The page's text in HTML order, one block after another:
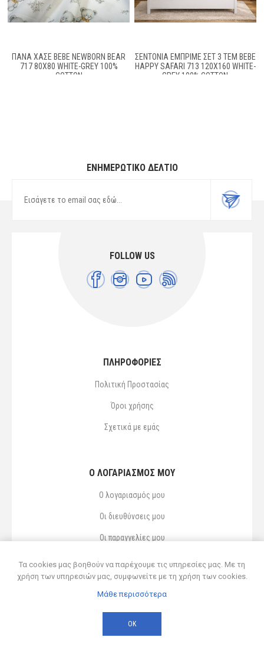
ΠΆΝΑ ΧΑΣΈ BEBE NEWBORN BEAR
717 80X80 WHITE-GREY 100%
COTTON
ΣΕΝΤΌΝΙΑ ΕΜΠΡΙΜΈ ΣΕΤ 3 ΤΕΜ BEBE
HAPPY SAFARI 713 120X160 WHITE-
GREY 100% COTTON
ΕΝΗΜΕΡΩΤΙΚΌ ΔΕΛΤΊΟ
FOLLOW US
ΠΛΗΡΟΦΟΡΙΕΣ
Πολιτική Προστασίας
Όροι χρήσης
Σχετικά με εμάς
Ο ΛΟΓΑΡΙΑΣΜΌΣ ΜΟΥ
Ο λογαριασμός μου
Οι διευθύνσεις μου
Οι παραγγελίες μου
© 2026 Δ ΚΥΡΣΑΝΙΔΗΣ ΚΑΙ ΥΙΟΣ ΟΕ
Τα cookies μας βοηθούν να παρέχουμε τις υπηρεσίες μας. Με τη
χρήση των υπηρεσιών μας, συμφωνείτε με τη χρήση των cookies.
Μάθε περισσότερα
ΟΚ